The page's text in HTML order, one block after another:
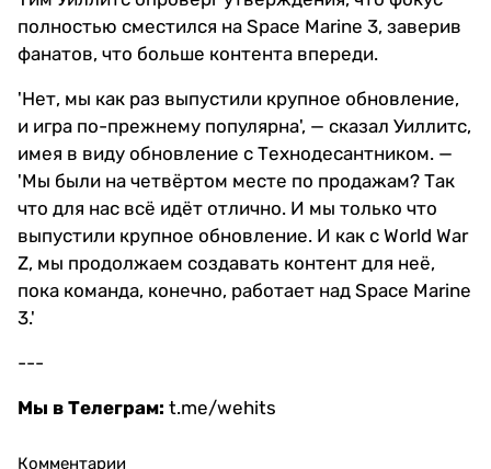
полностью сместился на Space Marine 3, заверив
фанатов, что больше контента впереди.
'Нет, мы как раз выпустили крупное обновление,
и игра по-прежнему популярна', — сказал Уиллитс,
имея в виду обновление с Технодесантником. —
'Мы были на четвёртом месте по продажам? Так
что для нас всё идёт отлично. И мы только что
выпустили крупное обновление. И как с World War
Z, мы продолжаем создавать контент для неё,
пока команда, конечно, работает над Space Marine
3.'
---
Мы в Телеграм: t.me/wehits
Комментарии